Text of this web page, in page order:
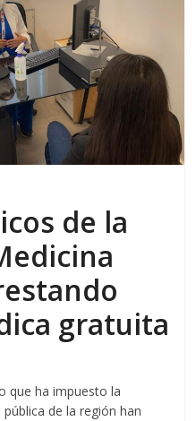
de la
gratuita
que ha impuesto la
de la región han